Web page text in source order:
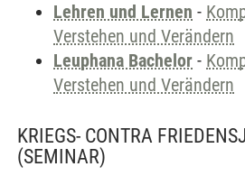
Lehren und Lernen -
Verstehen und Verändern
Leuphana Bachelor -
Verstehen und Verändern
KRIEGS- CONTRA
(SEMINAR)